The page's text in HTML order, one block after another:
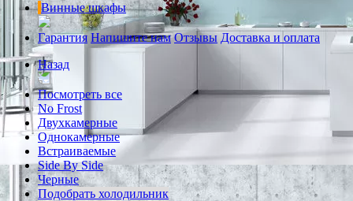
Винные шкафы
Гарантия Напишите нам Отзывы Доставка и оплата
Назад
Посмотреть все
No Frost
Двухкамерные
Однокамерные
Встраиваемые
Side By Side
Черные
Подобрать холодильник